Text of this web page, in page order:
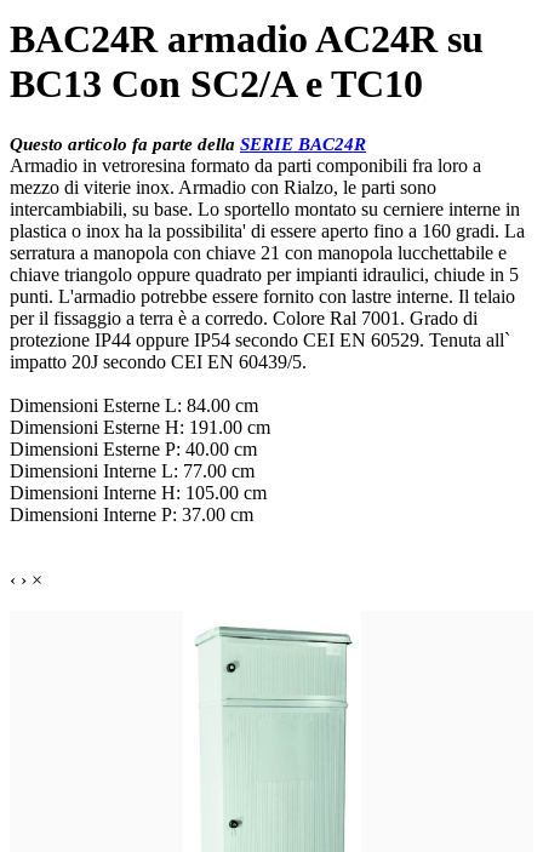
BAC24R armadio AC24R su
BC13 Con SC2/A e TC10
Questo articolo fa parte della SERIE BAC24R
Armadio in vetroresina formato da parti componibili fra loro a
mezzo di viterie inox. Armadio con Rialzo, le parti sono
intercambiabili, su base. Lo sportello montato su cerniere interne in
plastica o inox ha la possibilita' di essere aperto fino a 160 gradi. La
serratura a manopola con chiave 21 con manopola lucchettabile e
chiave triangolo oppure quadrato per impianti idraulici, chiude in 5
punti. L'armadio potrebbe essere fornito con lastre interne. Il telaio
per il fissaggio a terra è a corredo. Colore Ral 7001. Grado di
protezione IP44 oppure IP54 secondo CEI EN 60529. Tenuta all`
impatto 20J secondo CEI EN 60439/5.
Dimensioni Esterne L: 84.00 cm
Dimensioni Esterne H: 191.00 cm
Dimensioni Esterne P: 40.00 cm
Dimensioni Interne L: 77.00 cm
Dimensioni Interne H: 105.00 cm
Dimensioni Interne P: 37.00 cm
‹ › ×